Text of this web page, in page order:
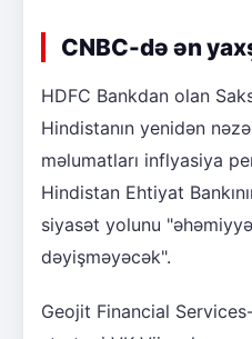
CNBC-də ən
HDFC Bankdan olan
Hindistanın yenidən
məlumatları inflyasiya
Hindistan Ehtiyat
siyasət yolunu
dəyişməyəcək".
Geojit Financial